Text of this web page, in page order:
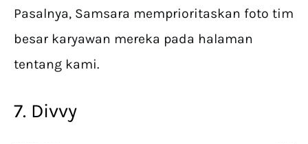
Pasalnya, Samsara memprioritaskan foto tim
besar karyawan mereka pada halaman
tentang kami.
7. Divvy